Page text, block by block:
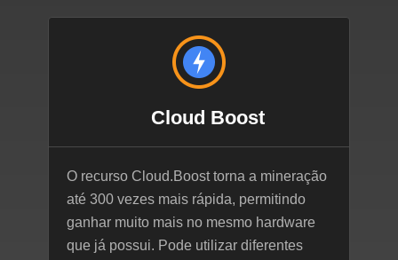
Cloud Boost
O recurso Cloud.Boost torna a mineração
até 300 vezes mais rápida, permitindo
ganhar muito mais no mesmo hardware
que já possui. Pode utilizar diferentes